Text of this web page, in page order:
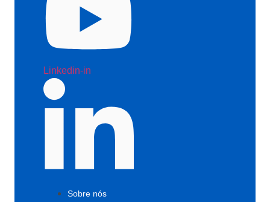
Linkedin-in
Sobre nós